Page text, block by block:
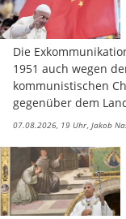
Die
1951 auch wegen
kommunistischen
gegenüber dem
07.08.2026, 19 Uhr Jakob